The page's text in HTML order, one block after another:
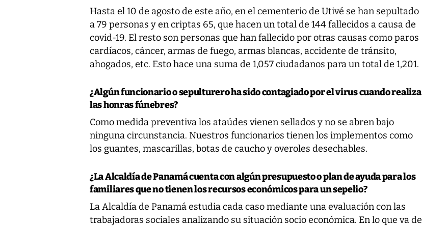
Hasta el 10 de agosto de este año, en el cementerio de Utivé se han sepultado
a 79 personas y en criptas 65, que hacen un total de 144 fallecidos a causa de
covid-19. El resto son personas que han fallecido por otras causas como paros
cardíacos, cáncer, armas de fuego, armas blancas, accidente de tránsito,
ahogados, etc. Esto hace una suma de 1,057 ciudadanos para un total de 1,201.
¿Algún funcionario o sepulturero ha sido contagiado por el virus cuando realiza
las honras fúnebres?
Como medida preventiva los ataúdes vienen sellados y no se abren bajo
ninguna circunstancia. Nuestros funcionarios tienen los implementos como
los guantes, mascarillas, botas de caucho y overoles desechables.
¿La Alcaldía de Panamá cuenta con algún presupuesto o plan de ayuda para los
familiares que no tienen los recursos económicos para un sepelio?
La Alcaldía de Panamá estudia cada caso mediante una evaluación con las
trabajadoras sociales analizando su situación socio económica. En lo que va de